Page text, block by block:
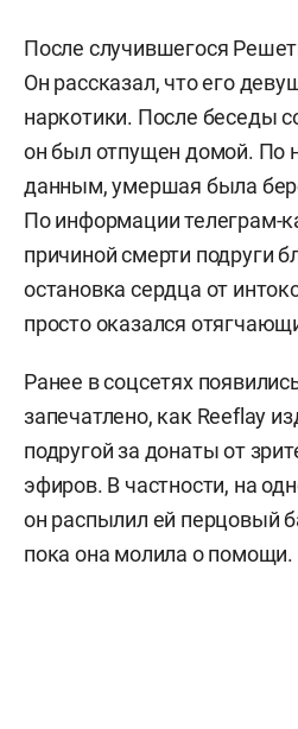
После случившегося
Он рассказал, что его
наркотики. После беседы
он был отпущен домой. По
данным, умершая была
По информации телеграм-
причиной смерти подруги
остановка сердца от
просто оказался
Ранее в соцсетях
запечатлено, как Reeflay
подругой за донаты от
эфиров. В частности, на
он распылил ей перцовый
пока она молила о помощи.